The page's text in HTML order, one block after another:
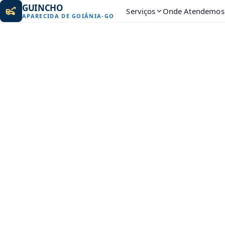
GUINCHO
APARECIDA DE GOIÂNIA-GO Serviços Onde Atendemos